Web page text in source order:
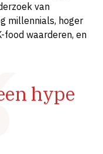
van
millennials, hoger
food waarderen, en
hype